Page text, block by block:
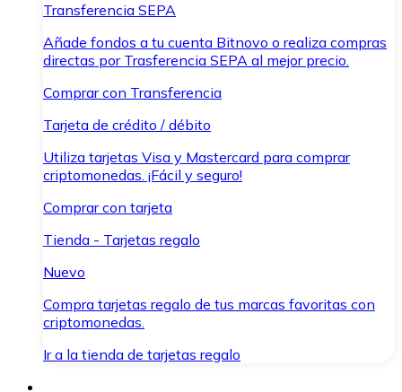
Transferencia SEPA
Añade fondos a tu cuenta Bitnovo o realiza compras
directas por Trasferencia SEPA al mejor precio.
Comprar con Transferencia
Tarjeta de crédito / débito
Utiliza tarjetas Visa y Mastercard para comprar
criptomonedas. ¡Fácil y seguro!
Comprar con tarjeta
Tienda - Tarjetas regalo
Nuevo
Compra tarjetas regalo de tus marcas favoritas con
criptomonedas.
Ir a la tienda de tarjetas regalo